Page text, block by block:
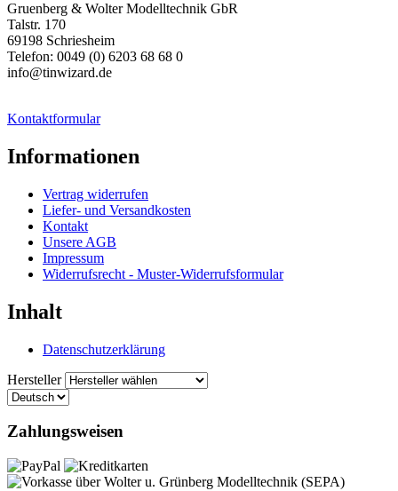
Gruenberg & Wolter Modelltechnik GbR
Talstr. 170
69198 Schriesheim
Telefon: 0049 (0) 6203 68 68 0
info@tinwizard.de
Kontaktformular
Informationen
Vertrag widerrufen
Liefer- und Versandkosten
Kontakt
Unsere AGB
Impressum
Widerrufsrecht - Muster-Widerrufsformular
Inhalt
Datenschutzerklärung
Hersteller
Zahlungsweisen